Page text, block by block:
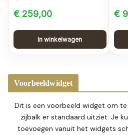
€ 259,00
In winkelwagen
€
Voorbeeldwidget
Dit is een voorbeeld widget om
zijbalk er standaard uitziet. Je
toevoegen vanuit het widgets